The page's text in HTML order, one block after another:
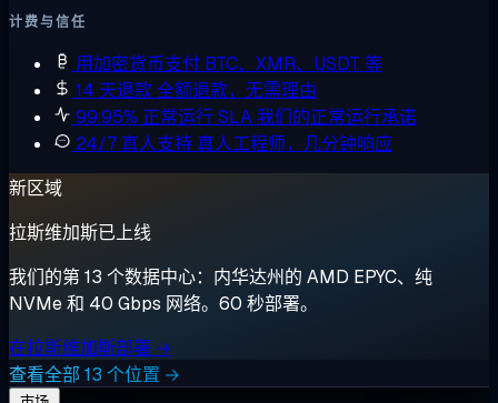
计费与信任
用加密货币支付 BTC、XMR、USDT 等
14 天退款全额退款，无需理由
99.95% 正常运行 SLA我们的正常运行承诺
24/7 真人支持 真人工程师，几分钟响应
新区域
拉斯维加斯已上线
我们的第 13 个数据中心：内华达州的 AMD EPYC、纯
NVMe 和 40 Gbps 网络。60 秒部署。
在拉斯维加斯部署 →
查看全部 13 个位置 →